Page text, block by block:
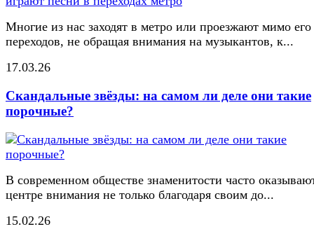
Многие из нас заходят в метро или проезжают мимо его
переходов, не обращая внимания на музыкантов, к...
17.03.26
Скандальные звёзды: на самом ли деле они такие
порочные?
В современном обществе знаменитости часто
центре внимания не только благодаря своим до...
15.02.26